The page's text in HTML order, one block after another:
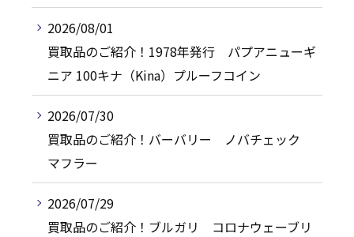
2026/08/01
買取品のご紹介！1978年発行 パプアニューギ
ニア 100キナ（Kina）プルーフコイン
2026/07/30
買取品のご紹介！バーバリー ノバチェック
マフラー
2026/07/29
買取品のご紹介！ブルガリ コロナウェーブリ